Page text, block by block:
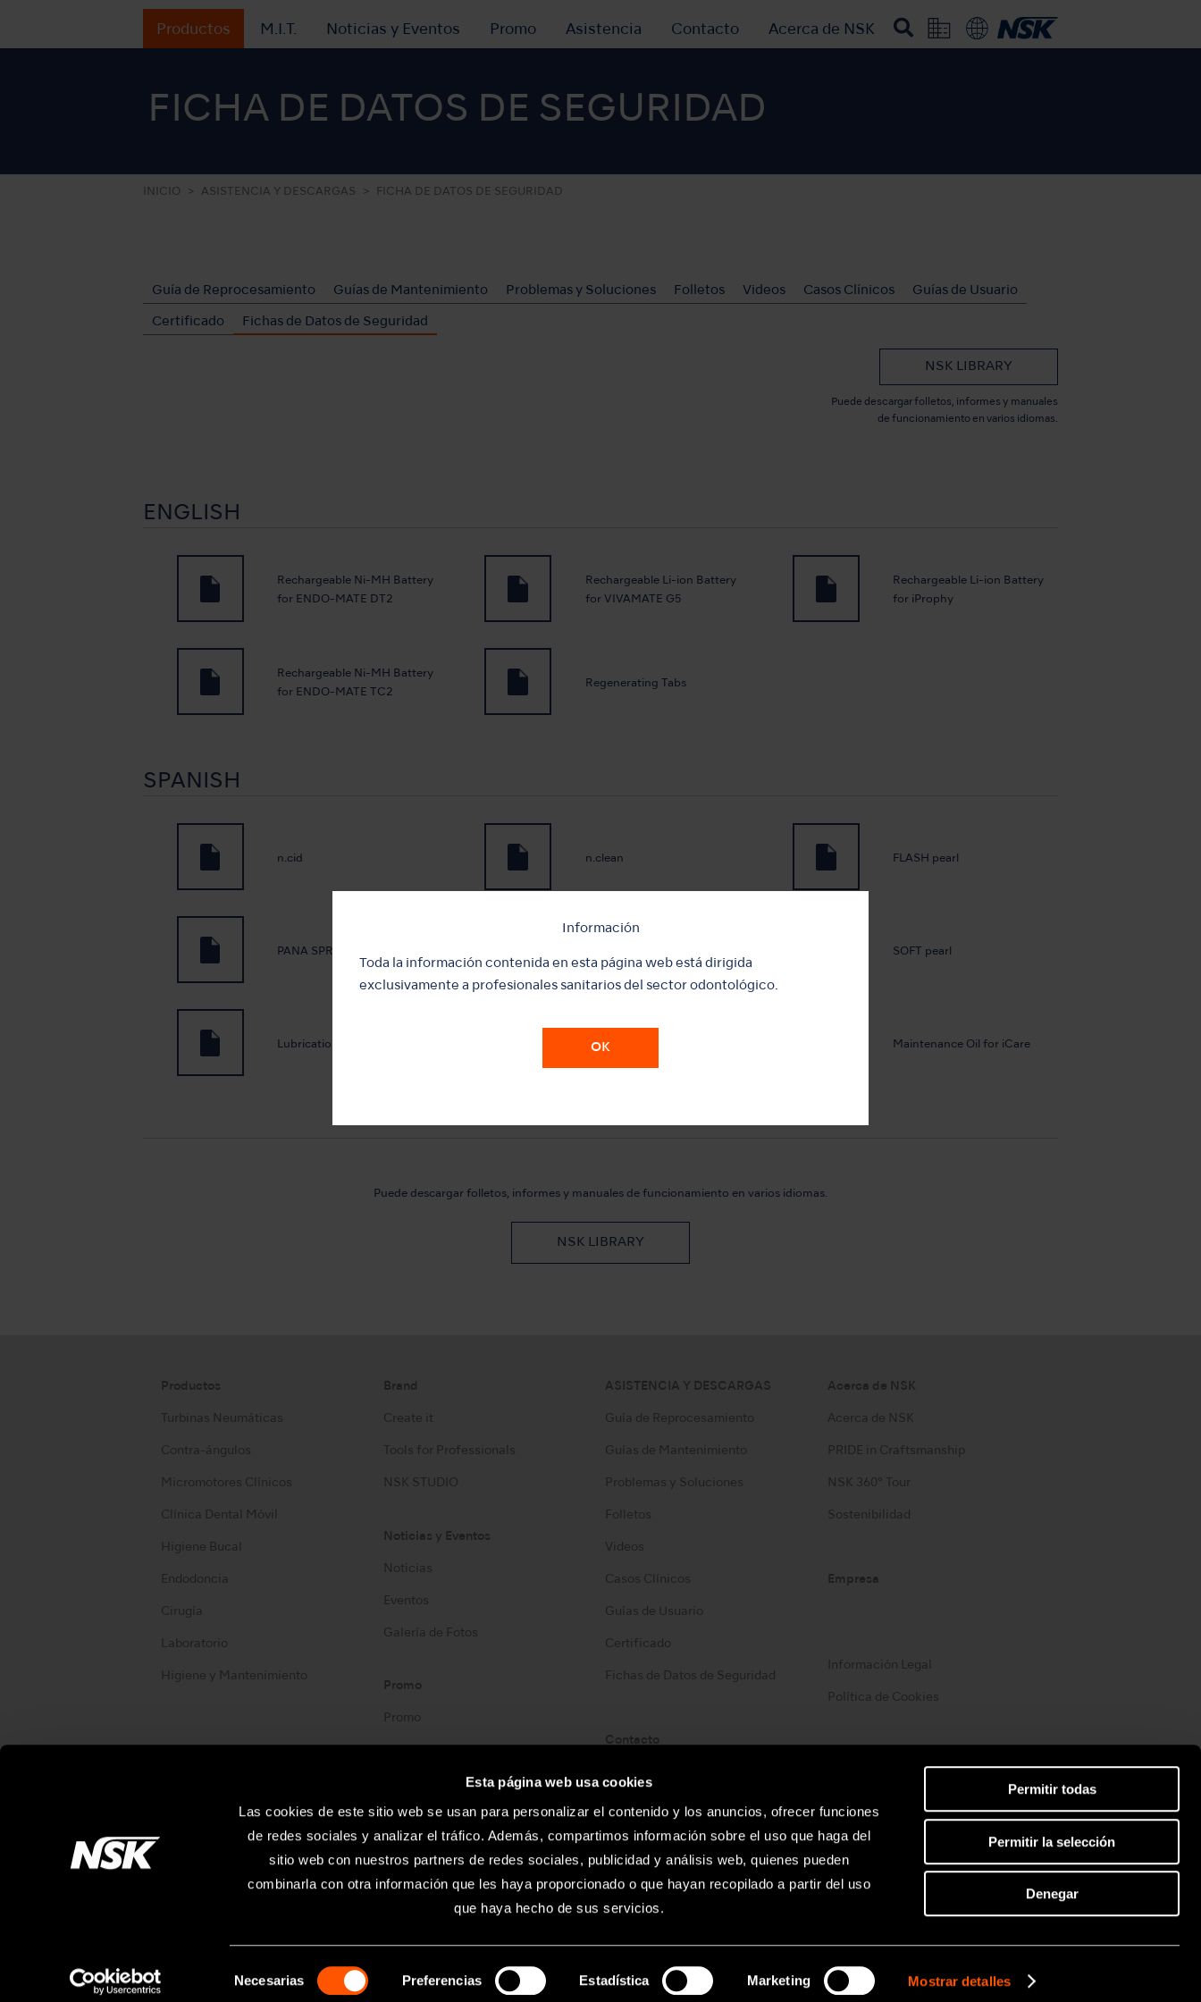
Esta página web usa cookies
Las cookies de este sitio web se usan para personalizar el contenido y los anuncios, ofrecer funciones
de redes sociales y analizar el tráfico. Además, compartimos información sobre el uso que haga del
sitio web con nuestros partners de redes sociales, publicidad y análisis web, quienes pueden
combinarla con otra información que les haya proporcionado o que hayan recopilado a partir del uso
que haya hecho de sus servicios.
Selección
Necesarias Preferencias Estadística Marketing Mostrar detalles
Permitir todas
Permitir la selección
Denegar
Información
Toda la información contenida en esta página web está dirigida
exclusivamente a profesionales sanitarios del sector odontológico.
OK
Productos M.I.T. Noticias y Eventos Promo Asistencia Contacto Acerca de NSK
FICHA DE DATOS DE SEGURIDAD
INICIO ASISTENCIA Y DESCARGAS FICHA DE DATOS DE SEGURIDAD
Guía de Reprocesamiento Guías de Mantenimiento Problemas y Soluciones Folletos Videos Casos Clínicos Guías de Usuario
Certificado Fichas de Datos de Seguridad
NSK LIBRARY
Puede descargar folletos, informes y manuales
de funcionamiento en varios idiomas.
ENGLISH
Rechargeable Ni-MH Battery
for ENDO-MATE DT2
Rechargeable Li-ion Battery
for VIVAMATE G5
Rechargeable Li-ion Battery
for iProphy
Rechargeable Ni-MH Battery
for ENDO-MATE TC2
Regenerating Tabs
SPANISH
n.cid n.clean FLASH pearl
PANA SPRAY Plus SOFT pearl
Lubrication oil Maintenance Oil Maintenance Oil for iCare
Puede descargar folletos, informes y manuales de funcionamiento en varios idiomas.
NSK LIBRARY
Productos
Turbinas Neumáticas
Contra-ángulos
Micromotores Clínicos
Clínica Dental Móvil
Higiene Bucal
Endodoncia
Cirugía
Laboratorio
Higiene y Mantenimiento
Brand
Create it
Tools for Professionals
NSK STUDIO
Noticias y Eventos
Noticias
Eventos
Galería de Fotos
Promo
Promo
ASISTENCIA Y DESCARGAS
Guía de Reprocesamiento
Guías de Mantenimiento
Problemas y Soluciones
Folletos
Videos
Casos Clínicos
Guías de Usuario
Certificado
Fichas de Datos de Seguridad
Contacto
Acerca de NSK
Acerca de NSK
PRIDE in Craftsmanship
NSK 360° Tour
Sostenibilidad
Empresa
Información Legal
Política de Cookies
© NSK / Nakanishi inc. All rights reserved.